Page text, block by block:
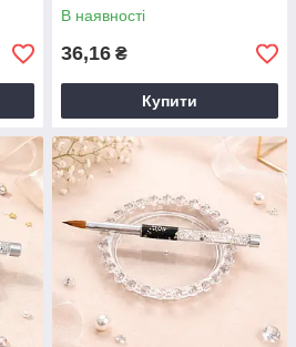
В наявності
36,16 ₴
Купити